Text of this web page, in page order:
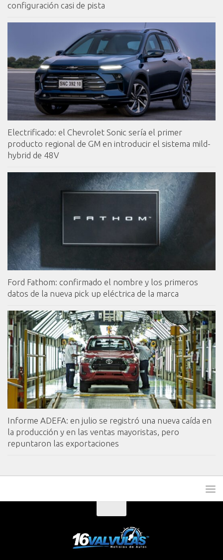
configuración casi de pista
Electrificado: el Chevrolet Sonic sería el primer
producto regional de GM en introducir el sistema mild-
hybrid de 48V
Ford Fathom: confirmado el nombre y los primeros
datos de la nueva pick up eléctrica de la marca
Informe ADEFA: en julio se registró una nueva caída en
la producción y en las ventas mayoristas, pero
repuntaron las exportaciones